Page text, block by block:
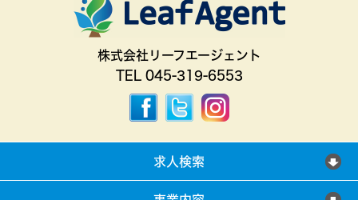
株式会社リーフエージェント
TEL 045-319-6553
求人検索